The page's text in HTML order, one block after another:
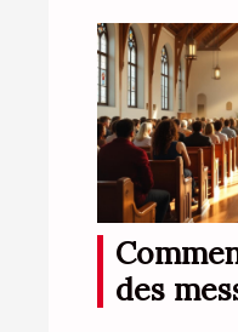
des